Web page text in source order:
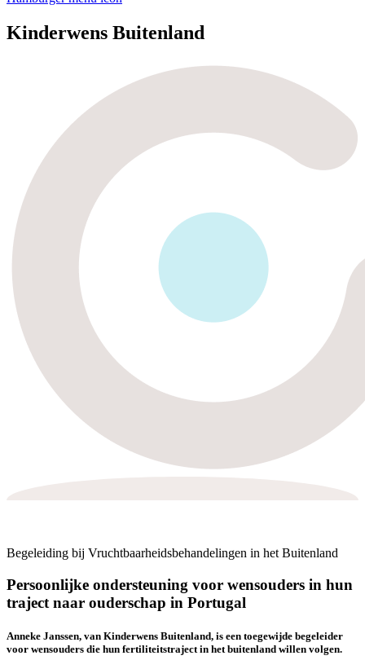
Kinderwens Buitenland
Begeleiding bij Vruchtbaarheidsbehandelingen in het Buitenland
Persoonlijke ondersteuning voor wensouders in hun
traject naar ouderschap in Portugal
Anneke Janssen, van Kinderwens Buitenland, is een toegewijde begeleider
voor wensouders die hun fertiliteitstraject in het buitenland willen volgen.